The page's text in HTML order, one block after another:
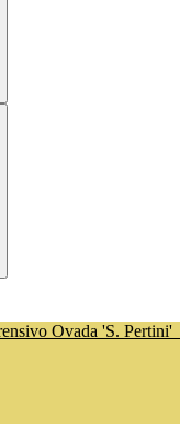
Ovada 'S. Pertini'